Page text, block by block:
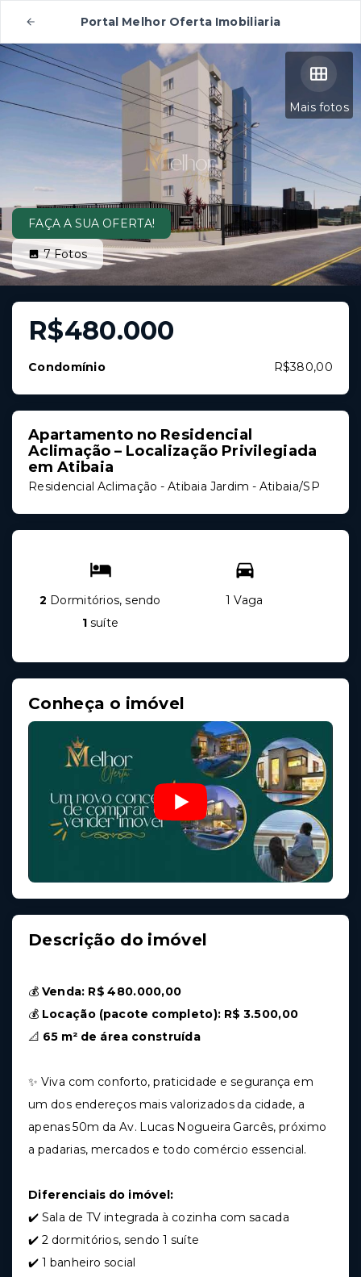
Portal Melhor Oferta Imobiliaria
Mais fotos
FAÇA A SUA OFERTA!
7Fotos
R$480.000
Condomínio R$380,00
Apartamento no Residencial
Aclimação – Localização Privilegiada
em Atibaia
Residencial Aclimação - Atibaia Jardim - Atibaia/SP
2 Dormitórios, sendo
1 suíte
1 Vaga
Conheça o imóvel
Descrição do imóvel
💰 Venda: R$ 480.000,00
💰 Locação (pacote completo): R$ 3.500,00
📐 65 m² de área construída
✨ Viva com conforto, praticidade e segurança em
um dos endereços mais valorizados da cidade, a
apenas 50m da Av. Lucas Nogueira Garcês, próximo
a padarias, mercados e todo comércio essencial.
Diferenciais do imóvel:
✔️ Sala de TV integrada à cozinha com sacada
✔️ 2 dormitórios, sendo 1 suíte
✔️ 1 banheiro social